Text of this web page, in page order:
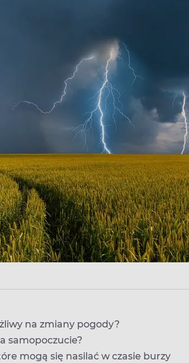
na zmiany pogody?
samopoczucie?
mogą się nasilać w czasie burzy